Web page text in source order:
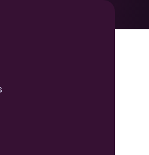
para atraer a